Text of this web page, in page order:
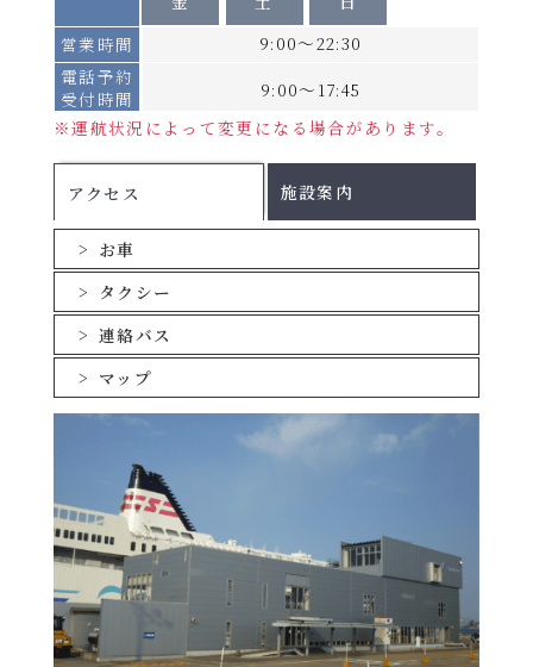
北行き【2026年10月1日出港便より】
運航日
秋田
苫小牧東港着
22：30発
→
翌日05：05着
｜
06：15着
翌日16：45着
南行き【2026年10月1日出港便より】
運航日
火・木・土※
苫小牧東港発
新潟着
19：30発
｜
08：35発
※運航スケジュールが変則的になる場合がござ
います。
詳しい運航スケジュールにつきましては、配船
期
2026年8月1日～8月
日、9月18日～26日
～16
日、9
～26日
※以降の設定期間は後日ご案内いたします。
旅客運賃(おひとり様あたり)
船室 期間A 期間B 期間C
ツーリストB・
A
10,500円 11,500円 16,500円
らいらっく･ゆうか
ステートB 15,500円
デラックスB
23,200円 26,000円
33,000円
デラックスA
25,400円 28,600円
36,000円
スイート
59,000円 64,000円 65,000円
営業時間
電話予約
受付時間
9:00～22:30
9:00～17:45
※運航状況によって変更になる場合があります。
アクセス
お車
タクシー
連絡バス
マップ
施設案内